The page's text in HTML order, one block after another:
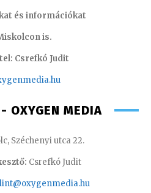
és információkat
is.
Csrefkó Judit
nmedia.hu
OXYGEN MEDIA
Széchenyi utca 22.
Csrefkó Judit